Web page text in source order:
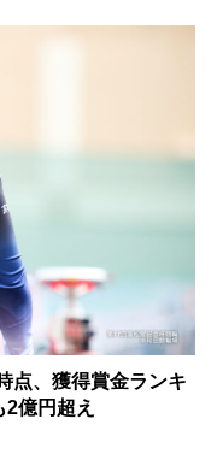
点、獲得賞金ランキ
億円超え